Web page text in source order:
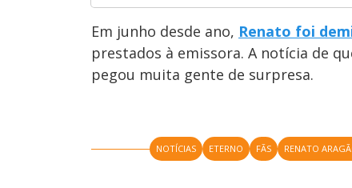
Em junho desde ano, Renato foi
prestados à emissora. A notícia de
pegou muita gente de surpresa.
NOTÍCIAS ETERNO FÃS RENATO